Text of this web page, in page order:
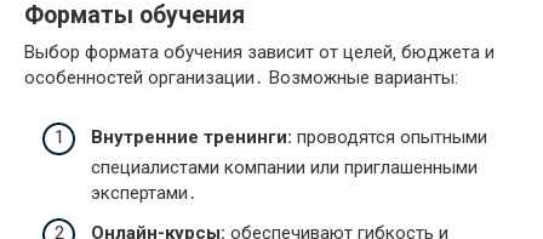
Форматы обучения
Выбор формата обучения зависит от целей‚ бюджета и
особенностей организации․ Возможные варианты:
Внутренние тренинги: проводятся опытными
специалистами компании или приглашенными
экспертами․
Онлайн-курсы: обеспечивают гибкость и